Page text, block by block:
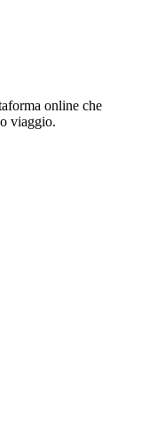
online che
viaggio.